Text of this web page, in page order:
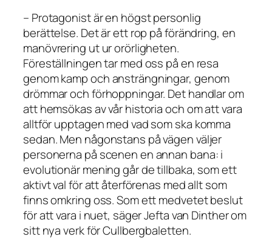
– Protagonist är en högst personlig
berättelse. Det är ett rop på förändring, en
manövrering ut ur orörligheten.
Föreställningen tar med oss på en resa
genom kamp och ansträngningar, genom
drömmar och förhoppningar. Det handlar om
att hemsökas av vår historia och om att vara
alltför upptagen med vad som ska komma
sedan. Men någonstans på vägen väljer
personerna på scenen en annan bana: i
evolutionär mening går de tillbaka, som ett
aktivt val för att återförenas med allt som
finns omkring oss. Som ett medvetet beslut
för att vara i nuet, säger Jefta van Dinther om
sitt nya verk för Cullbergbaletten.